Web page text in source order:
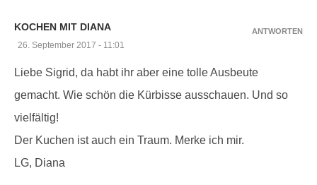
KOCHEN MIT DIANA
26. September 2017 - 11:01
Liebe Sigrid, da habt ihr aber eine tolle Ausbeute
gemacht. Wie schön die Kürbisse ausschauen. Und so
vielfältig!
Der Kuchen ist auch ein Traum. Merke ich mir.
LG, Diana
ANTWORTEN